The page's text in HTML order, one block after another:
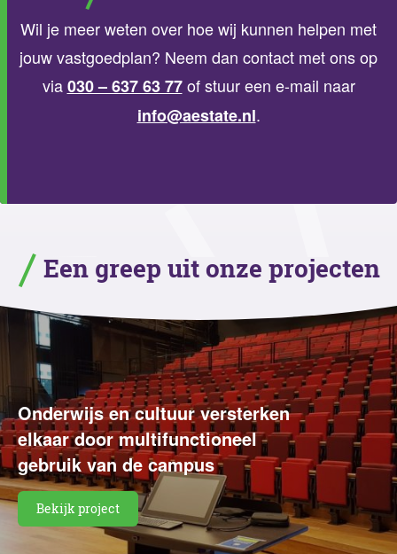
Wil je meer weten over hoe wij kunnen helpen met
jouw vastgoedplan? Neem dan contact met ons op
via030 – 637 63 77of stuur een e-mail naar
info@aestate.nl.
Een greep uit onze projecten
Onderwijs en cultuur versterken
elkaar door multifunctioneel
gebruik van de campus
Bekijk project